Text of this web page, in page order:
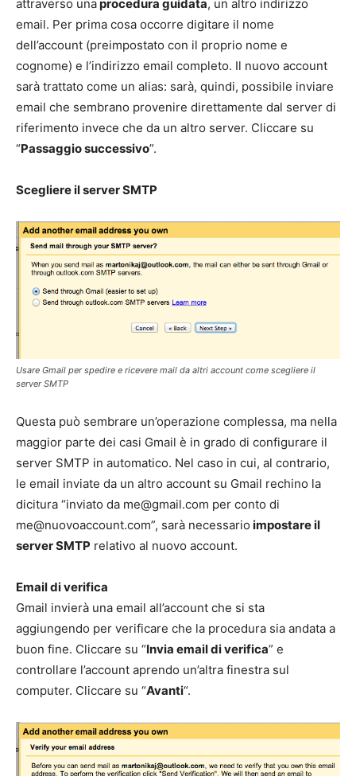
attraverso unaprocedura guidata, un altro indirizzo
email. Per prima cosa occorre digitare il nome
dell’account (preimpostato con il proprio nome e
cognome) e l’indirizzo email completo. Il nuovo account
sarà trattato come un alias: sarà, quindi, possibile inviare
email che sembrano provenire direttamente dal server di
riferimento invece che da un altro server. Cliccare su
“Passaggio successivo”.
Scegliere il server SMTP
Usare Gmail per spedire e ricevere mail da altri account come scegliere il
server SMTP
Questa può sembrare un’operazione complessa, ma nella
maggior parte dei casi Gmail è in grado di configurare il
server SMTP in automatico. Nel caso in cui, al contrario,
le email inviate da un altro account su Gmail rechino la
dicitura “inviato da me@gmail.com per conto di
me@nuovoaccount.com”, sarà necessario impostare il
server SMTP relativo al nuovo account.
Email di verifica
Gmail invierà una email all’account che si sta
aggiungendo per verificare che la procedura sia andata a
buon fine. Cliccare su “Invia email di verifica” e
controllare l’account aprendo un’altra finestra sul
computer. Cliccare su “Avanti“.